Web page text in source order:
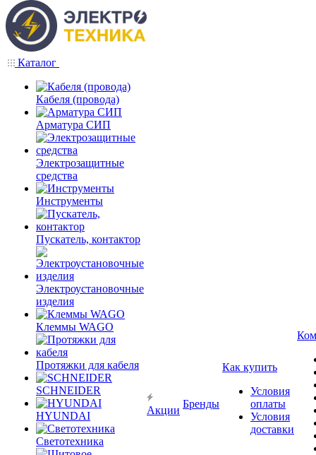
Каталог
Кабеля (провода)
Арматура СИП
Электрозащитные
средства
Инструменты
Пускатель, контактор
Электроустановочные
изделия
Клеммы WAGO
Протяжки для кабеля
SCHNEIDER
HYUNDAI
Светотехника
Акции
Бренды
Как купить
Условия
оплаты
Условия
доставки